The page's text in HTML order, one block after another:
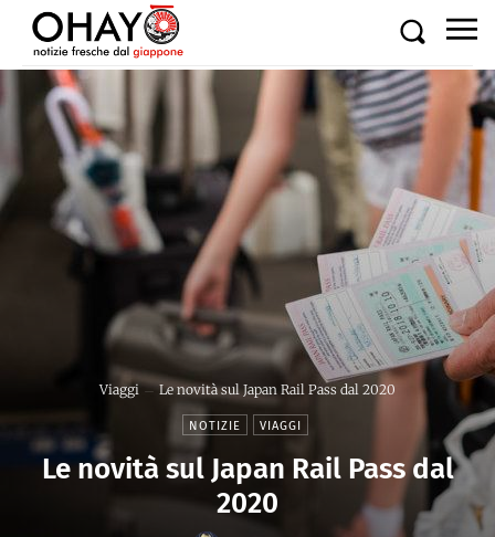
Viaggi Le novità sul Japan Rail Pass dal 2020
NOTIZIE VIAGGI
Le novità sul Japan Rail Pass dal
2020